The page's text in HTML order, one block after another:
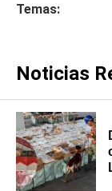
Temas:
Noticias